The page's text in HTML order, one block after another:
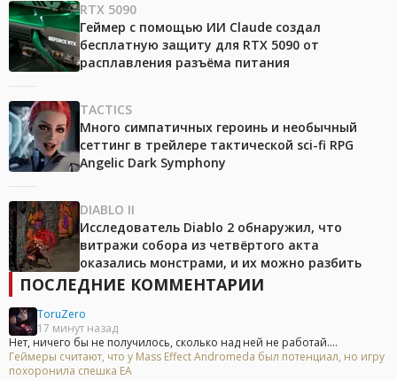
RTX 5090
Геймер с помощью ИИ Claude создал
бесплатную защиту для RTX 5090 от
расплавления разъёма питания
TACTICS
Много симпатичных героинь и необычный
сеттинг в трейлере тактической sci-fi RPG
Angelic Dark Symphony
DIABLO II
Исследователь Diablo 2 обнаружил, что
витражи собора из четвёртого акта
оказались монстрами, и их можно разбить
ПОСЛЕДНИЕ КОММЕНТАРИИ
ToruZero
17 минут назад
Нет, ничего бы не получилось, сколько над ней не работай....
Геймеры считают, что у Mass Effect Andromeda был потенциал, но игру
похоронила спешка EA